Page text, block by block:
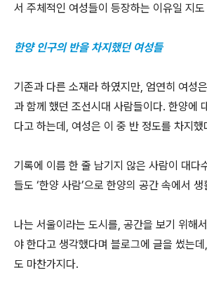
서 주체적인 여성들이 등장하는 이유일 지
한양 인구의 반을 차지했던 여성들
기존과 다른 소재라 하였지만, 엄연히 여성
과 함께 했던 조선시대 사람들이다. 한양에
다고 하는데, 여성은 이 중 반 정도를 차지했
기록에 이름 한 줄 남기지 않은 사람이 대다
들도 ‘한양 사람’으로 한양의 공간 속에서 생
나는 서울이라는 도시를, 공간을 보기 위해
야 한다고 생각했다며 블로그에 글을 썼는
도 마찬가지다.